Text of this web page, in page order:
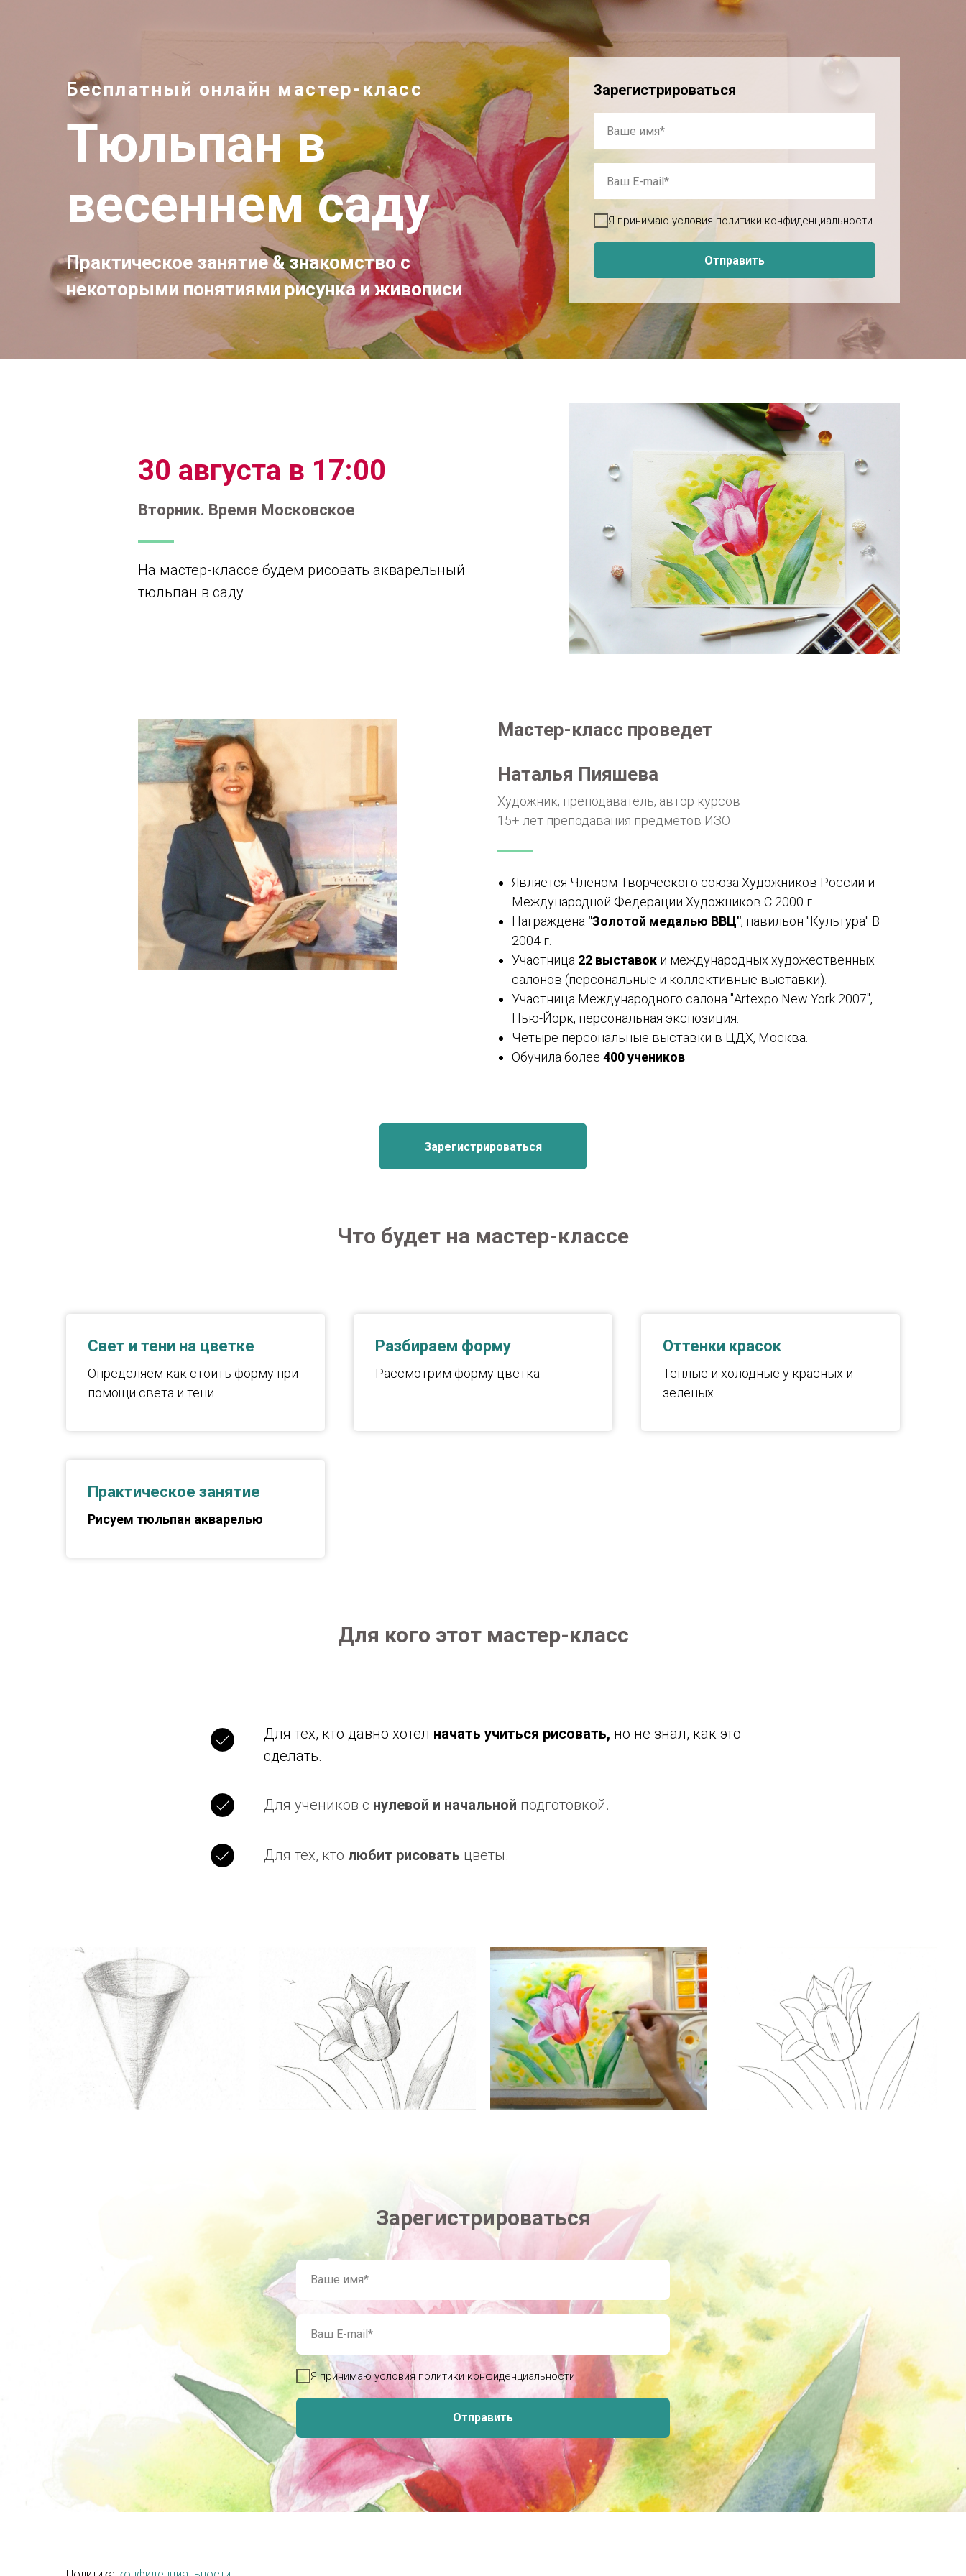
Бесплатный онлайн мастер-класс
Тюльпан в
весеннем саду
Практическое занятие & знакомство c
некоторыми понятиями рисунка и живописи
Зарегистрироваться
Я принимаю условия политики конфиденциальности
Отправить
30 августа в 17:00
Вторник. Время Московское
На мастер-классе будем рисовать акварельный
тюльпан в саду
Мастер-класс проведет
Наталья Пияшева
Художник, преподаватель, автор курсов
15+ лет преподавания предметов ИЗО
Является Членом Творческого союза Художников России и
Международной Федерации Художников С 2000 г.
Награждена "Золотой медалью ВВЦ", павильон "Культура" В
2004 г.
Участница 22 выставок и международных художественных
салонов (персональные и коллективные выставки).
Участница Международного салона "Artexpo New York 2007",
Нью-Йорк, персональная экспозиция.
Четыре персональные выставки в ЦДХ, Москва.
Обучила более 400 учеников
Зарегистрироваться
Что будет на мастер-классе
Свет и тени на цветке
Определяем как стоить форму при
помощи света и тени
Разбираем форму
Рассмотрим форму цветка
Оттенки красок
Теплые и холодные у красных и
зеленых
Практическое занятие
Рисуем тюльпан акварелью
Для кого этот мастер-класс
Для тех, кто давно хотел начать учиться рисовать, но не знал, как это
сделать.
Для учеников с нулевой и начальной подготовкой.
Для тех, кто любит рисовать цветы.
Зарегистрироваться
Я принимаю условия политики конфиденциальности
Отправить